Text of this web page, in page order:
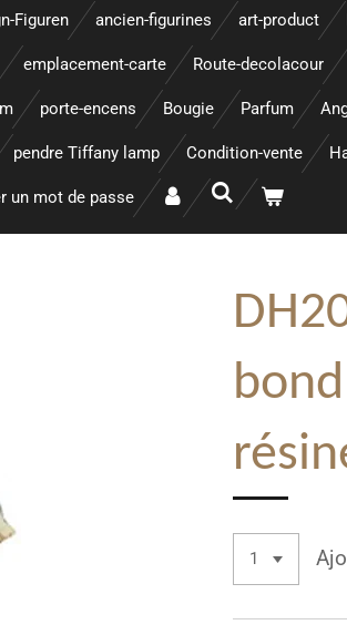
Figuren ancien-figurines art-product
emplacement-carte Route-decolacour
porte-encens Bougie Parfum
pendre Tiffany lamp Condition-vente
un mot de passe